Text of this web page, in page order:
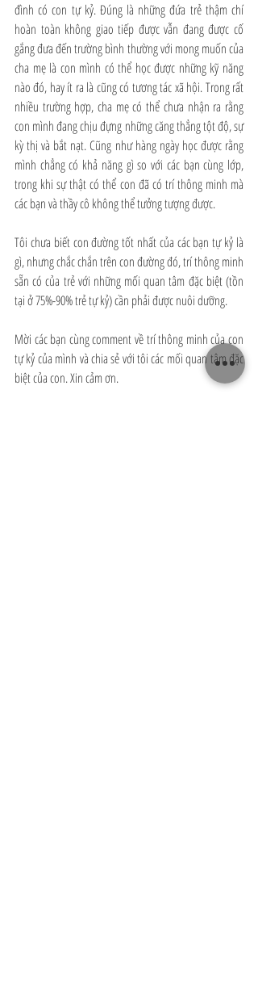
đình có con tự kỷ. Đúng là những đứa trẻ thậm chí
hoàn toàn không giao tiếp được vẫn đang được cố
gắng đưa đến trường bình thường với mong muốn của
cha mẹ là con mình có thể học được những kỹ năng
nào đó, hay ít ra là cũng có tương tác xã hội. Trong rất
nhiều trường hợp, cha mẹ có thể chưa nhận ra rằng
con mình đang chịu đựng những căng thẳng tột độ, sự
kỳ thị và bắt nạt. Cũng như hàng ngày học được rằng
mình chẳng có khả năng gì so với các bạn cùng lớp,
trong khi sự thật có thể con đã có trí thông minh mà
các bạn và thầy cô không thể tưởng tượng được.
Tôi chưa biết con đường tốt nhất của các bạn tự kỷ là
gì, nhưng chắc chắn trên con đường đó, trí thông minh
sẵn có của trẻ với những mối quan tâm đặc biệt (tồn
tại ở 75%-90% trẻ tự kỷ) cần phải được nuôi dưỡng.
Mời các bạn cùng comment về trí thông minh của con
tự kỷ của mình và chia sẻ với tôi các mối quan tâm đặc
biệt của con. Xin cảm ơn.